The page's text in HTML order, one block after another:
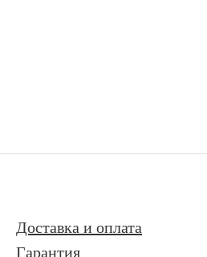
Доставка и оплата
Гарантия